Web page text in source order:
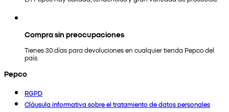
Compra sin preocupaciones
Tienes 30 días para devoluciones en cualquier tienda Pepco del
país.
Pepco
RGPD
Cláusula informativa sobre el tratamiento de datos personales